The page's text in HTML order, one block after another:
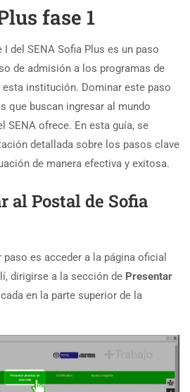
fase 1
I del SENA Sofia Plus es un paso
de admisión a los programas de
institución. Dominar este paso
que buscan ingresar al mundo
SENA ofrece. En esta guía, se
detallada sobre los pasos clave
de manera efectiva y exitosa.
al Postal de Sofia
paso es acceder a la página oficial
dirigirse a la sección de Presentar
en la parte superior de la